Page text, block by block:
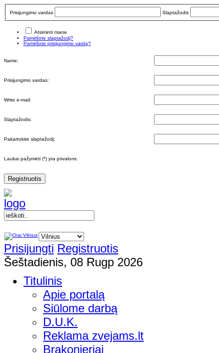
Prisijungimo vardas Slaptažodis
Atsiminti mane
Pamiršote slaptažodį?
Pamiršote prisijungimo vardą?
Name:
Prisijungimo vardas:
Write e-mail:
Slaptažodis:
Pakartokite slaptažodį:
Laukai pažymėti (*) yra privalomi.
Registruotis
Prisijungti Registruotis
Šeštadienis, 08 Rugp 2026
Titulinis
Apie portalą
Siūlome darbą
D.U.K.
Reklama zvejams.lt
Brakonieriai